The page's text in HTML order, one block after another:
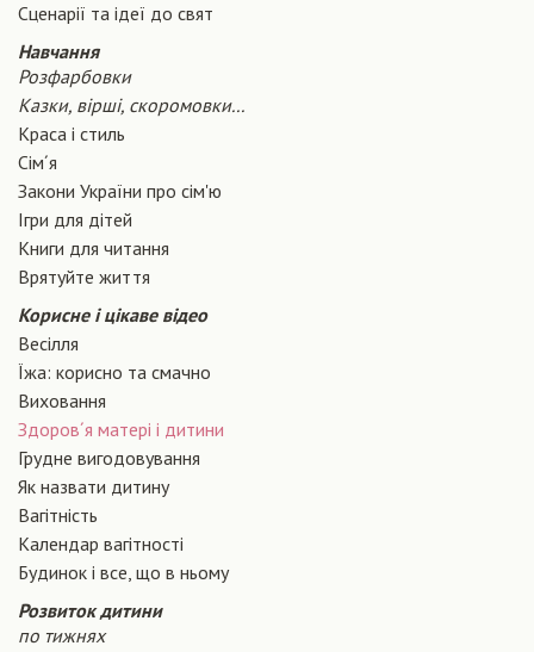
Сценарiї та iдеї до свят
Навчання
Розфарбовки
Казки, вірші, скоромовки...
Краса і стиль
Сiм´я
Закони України про сiм'ю
Ігри для дітей
Книги для читання
Врятуйте життя
Корисне і цікаве відео
Весілля
Їжа: корисно та смачно
Виховання
Здоров´я матері і дитини
Грудне вигодовування
Як назвати дитину
Вагiтнiсть
Календар вагітності
Будинок і все, що в ньому
Розвиток дитини
по тижнях